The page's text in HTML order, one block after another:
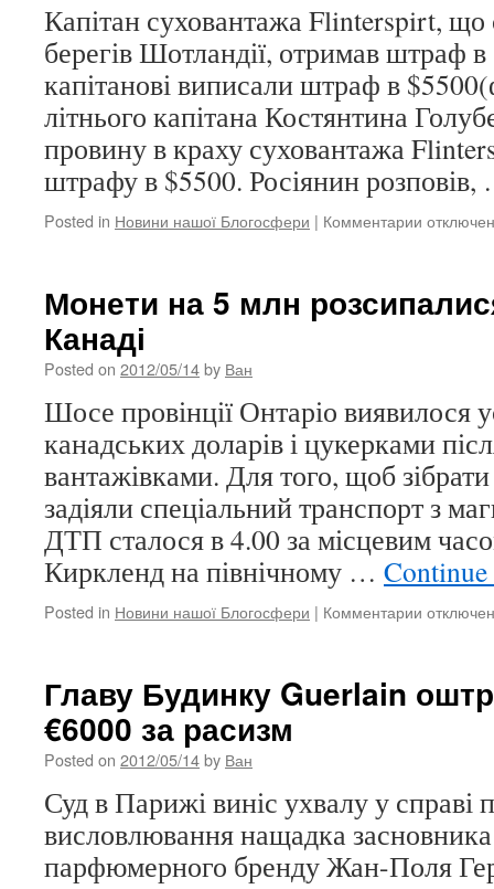
спільника
Капітан суховантажа Flinterspirt, що
берегів Шотландії, отримав штраф
капітанові виписали штраф в
літнього капітана Костянтина
провину в краху суховантажа
штрафу в $5500. Росіянин
Posted in Новини нашої Блогосфери | Комментарии к
в
Монети на 5 млн
Канаді
Posted on 2012/05/14by Ван
Шосе провінції Онтаріо виявилося
канадських доларів і цукерками
вантажівками. Для того, щоб
задіяли спеціальний транспорт з
ДТП сталося в 4.00 за місцевим
Киркленд на північному …
Posted in Новини нашої Блогосфери | Комментарии к
5
в
Канаді
Главу Будинку Guerlain
€6000 за расизм
Posted on 2012/05/14by Ван
Суд в Парижі виніс ухвалу у справі
висловлювання нащадка
парфюмерного бренду Жан-Поля